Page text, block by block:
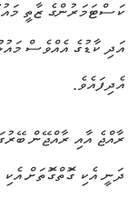
ކަސްޓަމަރުންގެ ޒާތީ
އަދި ކާޑުގެ އެއްވެސް
އެދިފައެވެ.
ރާއްޖެ އާއި ރާއްޖޭން
ދަނީ އެކި ގޮަތްގޮަތަށް